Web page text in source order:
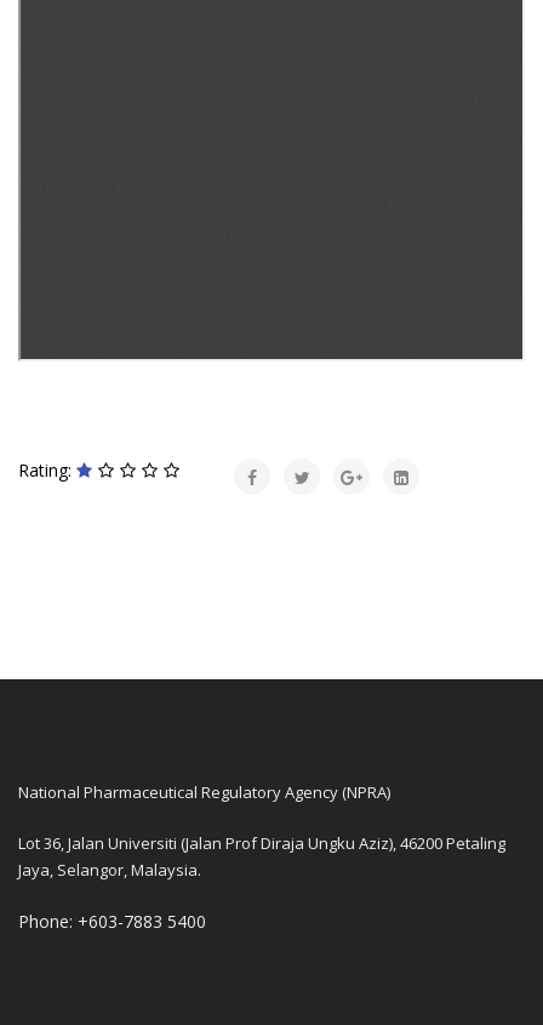
Rating:
National Pharmaceutical Regulatory Agency (NPRA)
Lot 36, Jalan Universiti (Jalan Prof Diraja Ungku Aziz), 46200 Petaling
Jaya, Selangor, Malaysia.
Phone: +603-7883 5400